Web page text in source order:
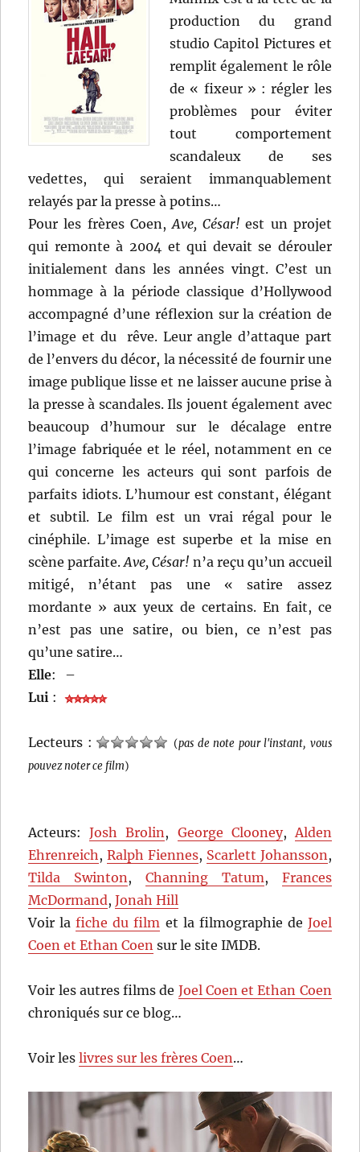
production du grand
studio Capitol Pictures et
remplit également le rôle
de « fixeur » : régler les
problèmes pour éviter
tout comportement
scandaleux de ses
vedettes, qui seraient immanquablement
relayés par la presse à potins…
Pour les frères Coen,Ave, César! est un projet
qui remonte à 2004 et qui devait se dérouler
initialement dans les années vingt. C’est un
hommage à la période classique d’Hollywood
accompagné d’une réflexion sur la création de
l’image et du rêve. Leur angle d’attaque part
de l’envers du décor, la nécessité de fournir une
image publique lisse et ne laisser aucune prise à
la presse à scandales. Ils jouent également avec
beaucoup d’humour sur le décalage entre
l’image fabriquée et le réel, notamment en ce
qui concerne les acteurs qui sont parfois de
parfaits idiots. L’humour est constant, élégant
et subtil. Le film est un vrai régal pour le
cinéphile. L’image est superbe et la mise en
scène parfaite.Ave, César! n’a reçu qu’un accueil
mitigé, n’étant pas une « satire assez
mordante » aux yeux de certains. En fait, ce
n’est pas une satire, ou bien, ce n’est pas
qu’une satire…
Elle:
–
Lui :
Lecteurs : (pas de note pour l'instant, vous
pouvez noter ce film)
Acteurs:Josh Brolin, George Clooney,Alden
Ehrenreich,Ralph Fiennes, Scarlett Johansson,
Tilda Swinton,Channing Tatum, Frances
McDormand,Jonah Hill
Voir lafiche du film et la filmographie de Joel
Coen et Ethan Coen sur le site IMDB.
Voir les autres films de Joel Coen et Ethan Coen
chroniqués sur ce blog…
Voir leslivres sur les frères Coen…